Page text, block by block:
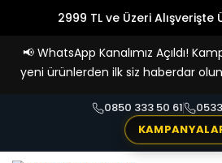
2999 TL ve Üzeri
Vade Farksız 4
📢 WhatsApp Kanalımız Açıldı!
yeni ürünlerden ilk siz haberdar
0850 333 50 61